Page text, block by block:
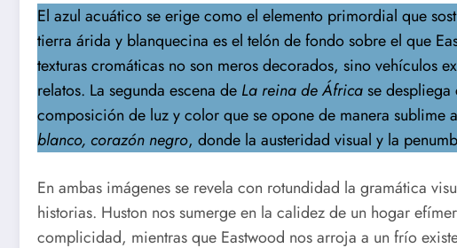
El azul acuático se erige como el elemento primordial que
tierra árida y blanquecina es el telón de fondo sobre el que
texturas cromáticas no son meros decorados, sino vehículos
relatos. La segunda escena de La reina de Áfricase
composición de luz y color que se opone de manera sublime
blanco, corazón negro, donde la austeridad visual y la
En ambas imágenes se revela con rotundidad la gramática
historias. Huston nos sumerge en la calidez de un hogar
complicidad, mientras que Eastwood nos arroja a un frío